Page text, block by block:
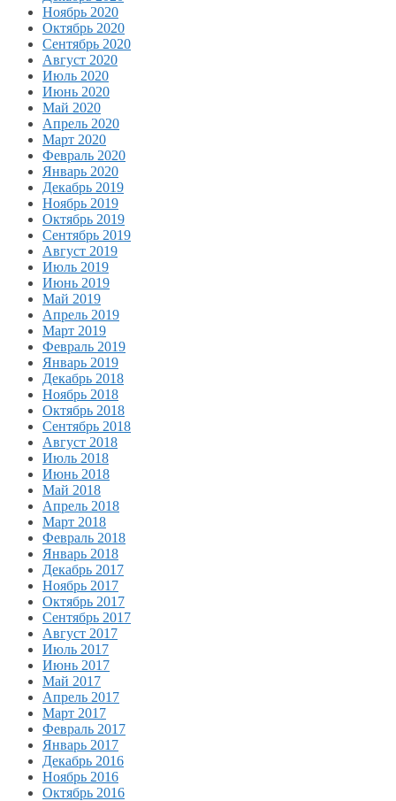
Ноябрь 2020
Октябрь 2020
Сентябрь 2020
Август 2020
Июль 2020
Июнь 2020
Май 2020
Апрель 2020
Март 2020
Февраль 2020
Январь 2020
Декабрь 2019
Ноябрь 2019
Октябрь 2019
Сентябрь 2019
Август 2019
Июль 2019
Июнь 2019
Май 2019
Апрель 2019
Март 2019
Февраль 2019
Январь 2019
Декабрь 2018
Ноябрь 2018
Октябрь 2018
Сентябрь 2018
Август 2018
Июль 2018
Июнь 2018
Май 2018
Апрель 2018
Март 2018
Февраль 2018
Январь 2018
Декабрь 2017
Ноябрь 2017
Октябрь 2017
Сентябрь 2017
Август 2017
Июль 2017
Июнь 2017
Май 2017
Апрель 2017
Март 2017
Февраль 2017
Январь 2017
Декабрь 2016
Ноябрь 2016
Октябрь 2016